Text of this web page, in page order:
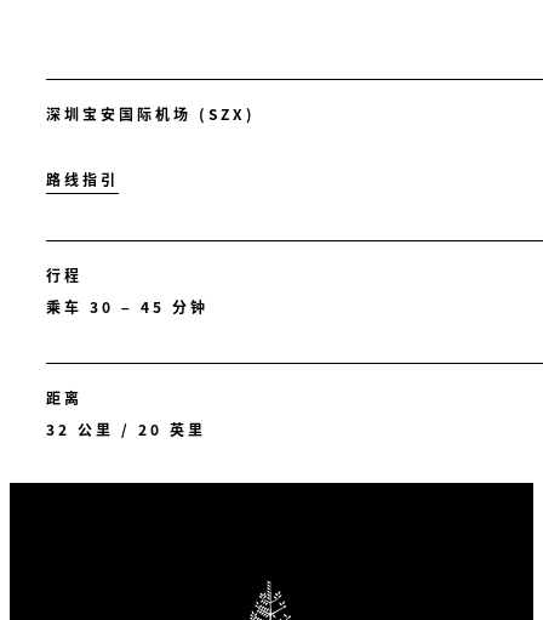
深圳宝安国际机场 (SZX)
路线指引
行程
乘车 30 – 45 分钟
距离
32 公里 / 20 英里